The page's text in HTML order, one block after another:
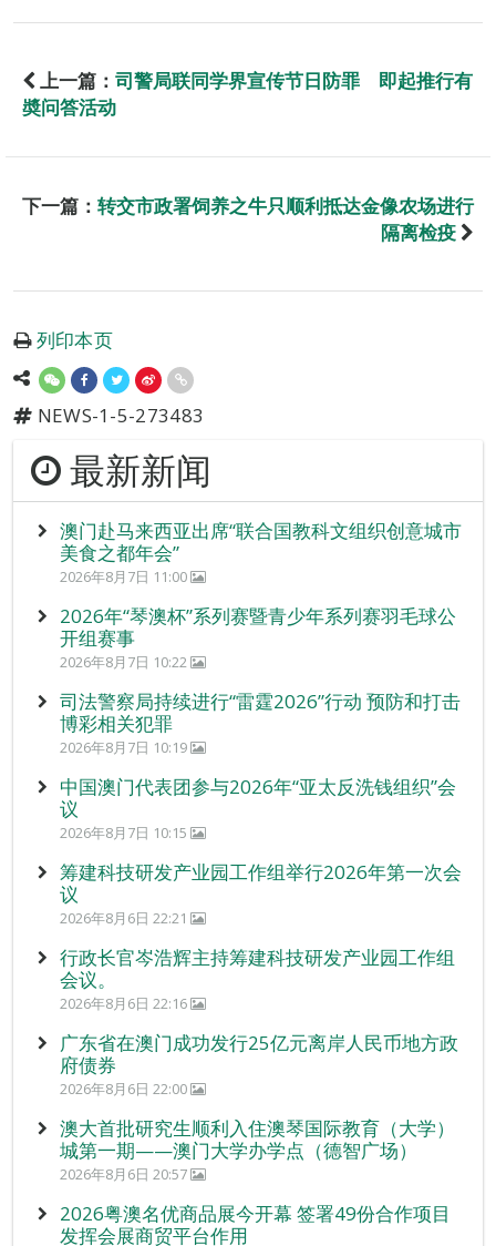
上一篇： 司警局联同学界宣传节日防罪 即起推行有
奬问答活动
下一篇： 转交市政署饲养之牛只顺利抵达金像农场进行
隔离检疫
列印本页
NEWS-1-5-273483
最新新闻
澳门赴马来西亚出席“联合国教科文组织创意城市
美食之都年会”
2026年8月7日 11:00
2026年“琴澳杯”系列赛暨青少年系列赛羽毛球公
开组赛事
2026年8月7日 10:22
司法警察局持续进行“雷霆2026”行动 预防和打击
博彩相关犯罪
2026年8月7日 10:19
中国澳门代表团参与2026年“亚太反洗钱组织”会
议
2026年8月7日 10:15
筹建科技研发产业园工作组举行2026年第一次会
议
2026年8月6日 22:21
行政长官岑浩辉主持筹建科技研发产业园工作组
会议。
2026年8月6日 22:16
广东省在澳门成功发行25亿元离岸人民币地方政
府债券
2026年8月6日 22:00
澳大首批研究生顺利入住澳琴国际教育（大学）
城第一期——澳门大学办学点（德智广场）
2026年8月6日 20:57
2026粤澳名优商品展今开幕 签署49份合作项目
发挥会展商贸平台作用